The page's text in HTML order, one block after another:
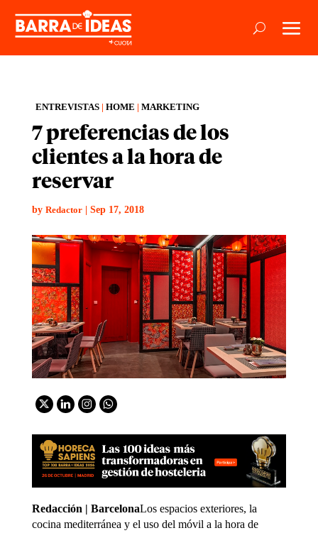
ENTREVISTAS| HOME MARKETING
7 preferencias de los
clientes a la hora de
reservar
by Redactor| Sep 17, 2018
Redacción | BarcelonaLos espacios exteriores, la
cocina mediterránea y el uso del móvil a la hora de